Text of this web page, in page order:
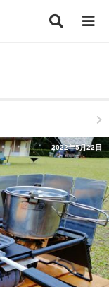
2022年5月22日